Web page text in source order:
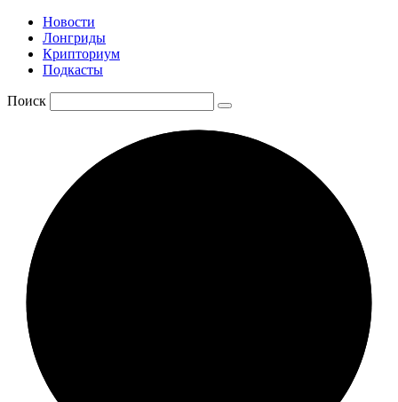
Новости
Лонгриды
Крипториум
Подкасты
Поиск